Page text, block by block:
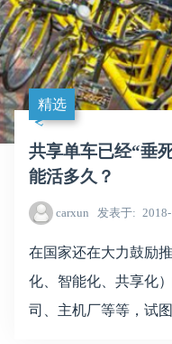
精选
共享单车已经“垂
能活多久？
carxun 发表于
在国家还在大力鼓励
化、智能化、共享化
司、主机厂等等，试